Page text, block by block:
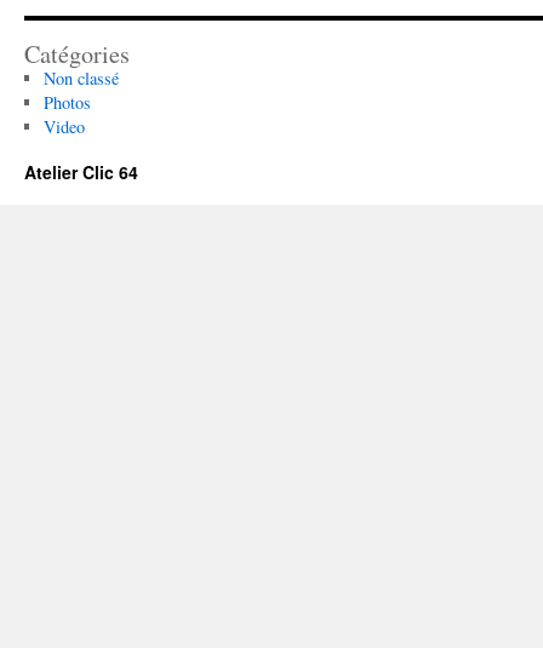
Catégories
Non classé
Photos
Video
Atelier Clic 64